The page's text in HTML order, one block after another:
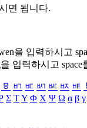
면 됩니다.
을 입력하시고
을 입력하시고
ㅱ ㅲ ㅳ ㅴ ㅵ ㅶ ㅷ
Σ ΤΥ Φ Χ Ψ Ω α β γ